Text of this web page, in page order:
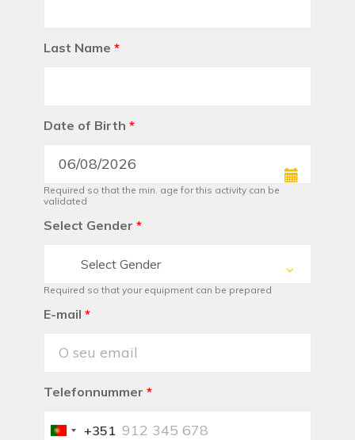
Last Name *
Date of Birth *
Required so that the min. age for this activity can be
validated
Select Gender *
Select Gender
Required so that your equipment can be prepared
E-mail *
Telefonnummer *
Portugal
+351